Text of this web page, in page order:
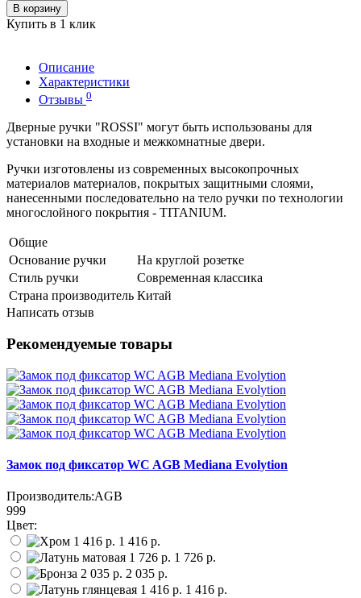
В корзину
Купить в 1 клик
Описание
Характеристики
Отзывы 0
Дверные ручки "ROSSI" могут быть использованы для
установки на входные и межкомнатные двери.
Ручки изготовлены из современных высокопрочных
материалов материалов, покрытых защитными слоями,
нанесенными последовательно на тело ручки по технологии
многослойного покрытия - TITANIUM.
Общие
Основание ручки
На круглой розетке
Стиль ручки
Современная классика
Страна производитель Китай
Написать отзыв
Рекомендуемые товары
Замок под фиксатор WC AGB Mediana Evolytion
Производитель:AGB
999
Цвет:
1 416 р.
1 726 р.
2 035 р.
1 416 р.